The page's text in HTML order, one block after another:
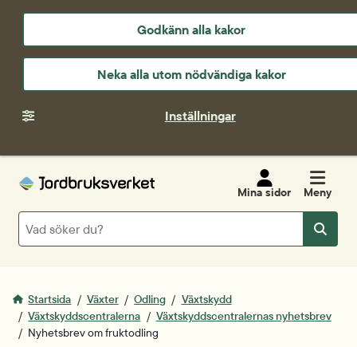
Godkänn alla kakor
Neka alla utom nödvändiga kakor
Inställningar
Mina sidor Meny
Sök
Sök
Startsida Växter Odling
Växtskydd
Växtskyddscentralerna
Växtskyddscentralernas nyhetsbrev
Nyhetsbrev om fruktodling